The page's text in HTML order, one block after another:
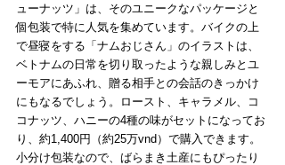
ューナッツ」は、そのユニークなパッケージと
個包装で特に人気を集めています。バイクの上
で昼寝をする「ナムおじさん」のイラストは、
ベトナムの日常を切り取ったような親しみとユ
ーモアにあふれ、贈る相手との会話のきっかけ
にもなるでしょう。ロースト、キャラメル、コ
コナッツ、ハニーの4種の味がセットになってお
り、約1,400円（約25万vnd）で購入できます。
小分け包装なので、ばらまき土産にもぴったり